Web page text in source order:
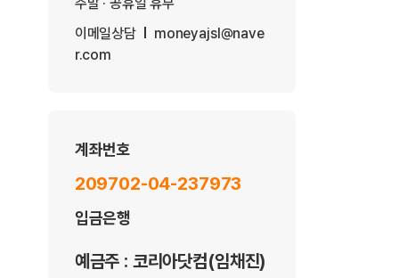
이메일상담
moneyajsl@nave
r.com
계좌번호
209702-04-237973
입금은행
예금주 : 코리아닷컴(임채진)